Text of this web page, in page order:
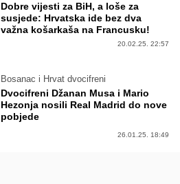
Dobre vijesti za BiH, a loše za
susjede: Hrvatska ide bez dva
važna košarkaša na Francusku!
20.02.25. 22:57
Bosanac i Hrvat dvocifreni
Dvocifreni Džanan Musa i Mario
Hezonja nosili Real Madrid do nove
pobjede
26.01.25. 18:49